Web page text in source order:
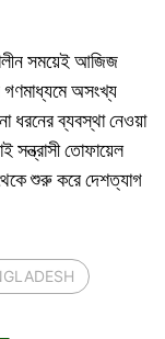
সময়েই আজিজ
গণমাধ্যমে অসংখ্য
ধরনের ব্যবস্থা নেওয়া
সন্ত্রাসী তোফায়েল
শুরু করে দেশত্যাগ